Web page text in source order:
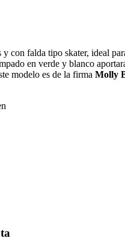
con falda tipo skater, ideal
en verde y blanco
modelo es de la firma Molly